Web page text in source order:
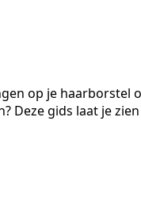
op je haarborstel
Deze gids laat je